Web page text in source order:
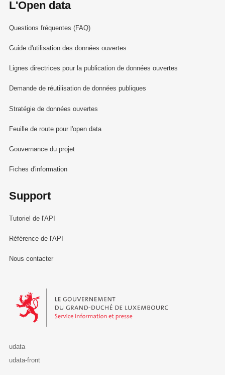
L'Open data
Questions fréquentes (FAQ)
Guide d'utilisation des données ouvertes
Lignes directrices pour la publication de données ouvertes
Demande de réutilisation de données publiques
Stratégie de données ouvertes
Feuille de route pour l'open data
Gouvernance du projet
Fiches d'information
Support
Tutoriel de l'API
Référence de l'API
Nous contacter
Le Gouvernement du Grand-Duché de Luxembourg - Service
udata
udata-front